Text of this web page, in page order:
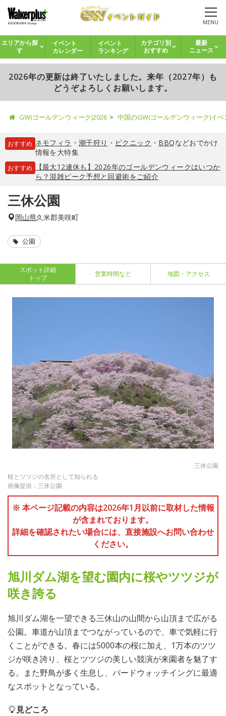
MENU
エリアから探
す
イベント
カレンダー
イベント
ランキング
カテゴリ別
おすすめ
最新
ニュース
2026年の更新は終了いたしました。来年（2027年）も
どうぞよろしくお願いします。
GW(ゴールデンウィーク)2026 中国のGW(ゴールデンウィーク)イ
おすすめ ネモフィラ ・ 潮干狩り ・ ピクニック ・ BBQなどおでかけ
情報を大特集
おすすめ
【最大12連休も】2026年のゴールデンウィークはいつか
ら？混雑ピーク予想と回避術をご紹介
三休公園
岡山県久米郡美咲町
公園
スポット詳細
トップ
営業時間など 地図・アクセス
三休公園
桜とツツジの名所として知られる
画像提供：三休公園
※ 本ページ記載の内容は2026年1月以前に取材した情報
が含まれております。
詳細を確認されたい場合には、直接施設へお問い合わせ
ください。
旭川ダム湖を望む園内に桜やツツジが
咲き誇る
旭川ダム湖を一望できる三休山の山間から山頂まで広がる
公園。車道が山頂までつながっているので、車で気軽に行
くことができる。春には5000本の桜に加え、1万本のツツ
ジが咲き誇り、桜とツツジの美しい競演が来園者を魅了す
る。また野鳥が多く生息し、バードウォッチイングに最適
なスポットとなっている。
見どころ